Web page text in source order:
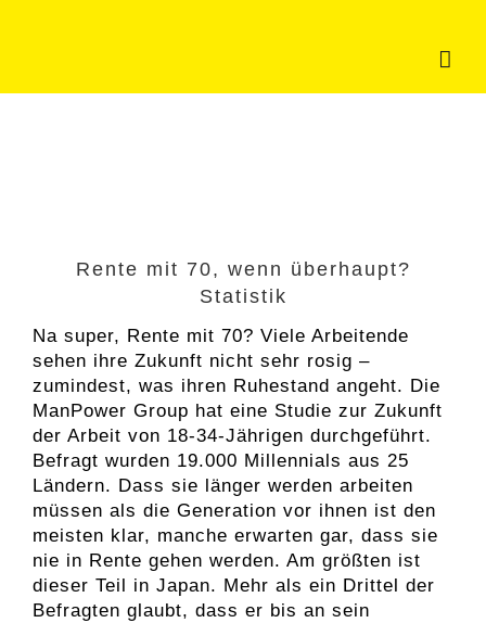
Rente mit 70, wenn überhaupt?
Statistik
Na super, Rente mit 70? Viele Arbeitende
sehen ihre Zukunft nicht sehr rosig –
zumindest, was ihren Ruhestand angeht. Die
ManPower Group hat eine Studie zur Zukunft
der Arbeit von 18-34-Jährigen durchgeführt.
Befragt wurden 19.000 Millennials aus 25
Ländern. Dass sie länger werden arbeiten
müssen als die Generation vor ihnen ist den
meisten klar, manche erwarten gar, dass sie
nie in Rente gehen werden. Am größten ist
dieser Teil in Japan. Mehr als ein Drittel der
Befragten glaubt, dass er bis an sein